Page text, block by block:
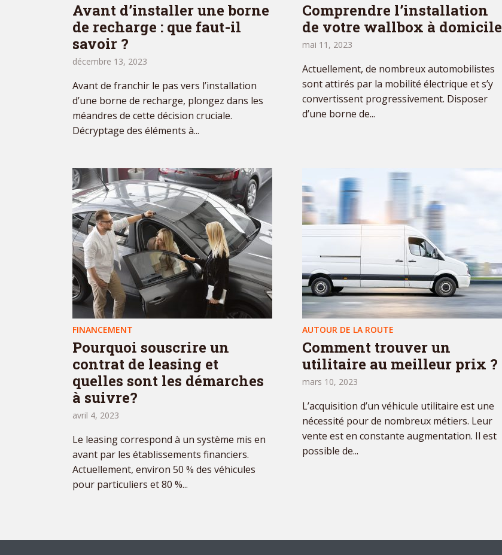
Avant d’installer une borne
de recharge : que faut-il
savoir ?
décembre 13, 2023
Avant de franchir le pas vers l’installation
d’une borne de recharge, plongez dans les
méandres de cette décision cruciale.
Décryptage des éléments à...
Comprendre l’installation
de votre wallbox à domicile
mai 11, 2023
Actuellement, de nombreux automobilistes
sont attirés par la mobilité électrique et s’y
convertissent progressivement. Disposer
d’une borne de...
FINANCEMENT
Pourquoi souscrire un
contrat de leasing et
quelles sont les démarches
à suivre?
avril 4, 2023
Le leasing correspond à un système mis en
avant par les établissements financiers.
Actuellement, environ 50 % des véhicules
pour particuliers et 80 %...
AUTOUR DE LA ROUTE
Comment trouver un
utilitaire au meilleur prix ?
mars 10, 2023
L’acquisition d’un véhicule utilitaire est une
nécessité pour de nombreux métiers. Leur
vente est en constante augmentation. Il est
possible de...